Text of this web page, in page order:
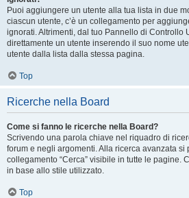
Puoi aggiungere un utente alla tua lista in due
ciascun utente, c’è un collegamento per
ignorati. Altrimenti, dal tuo Pannello di Controllo
direttamente un utente inserendo il suo nome
utente dalla lista dalla stessa pagina.
Top
Ricerche nella Board
Come si fanno le ricerche nella Board?
Scrivendo una parola chiave nel riquadro di
forum e negli argomenti. Alla ricerca avanzata si
collegamento “Cerca” visibile in tutte le pagine.
in base allo stile utilizzato.
Top